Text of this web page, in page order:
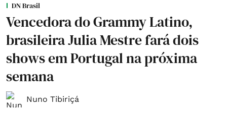
DN Brasil
Vencedora do Grammy Latino,
brasileira Julia Mestre fará dois
shows em Portugal na próxima
semana
Nuno Tibiriçá